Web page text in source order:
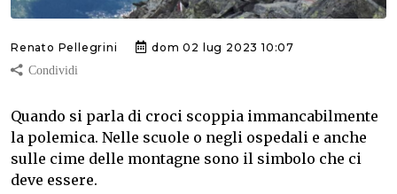
Renato Pellegrini dom 02 lug 2023 10:07
Quando si parla di croci scoppia immancabilmente
la polemica. Nelle scuole o negli ospedali e anche
sulle cime delle montagne sono il simbolo che ci
deve essere.